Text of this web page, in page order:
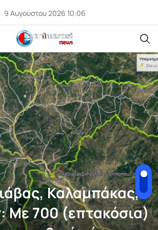
9 Αυγούστου 2026 10:06
Καλαμπάκας,
Με 700 (επτακόσια)